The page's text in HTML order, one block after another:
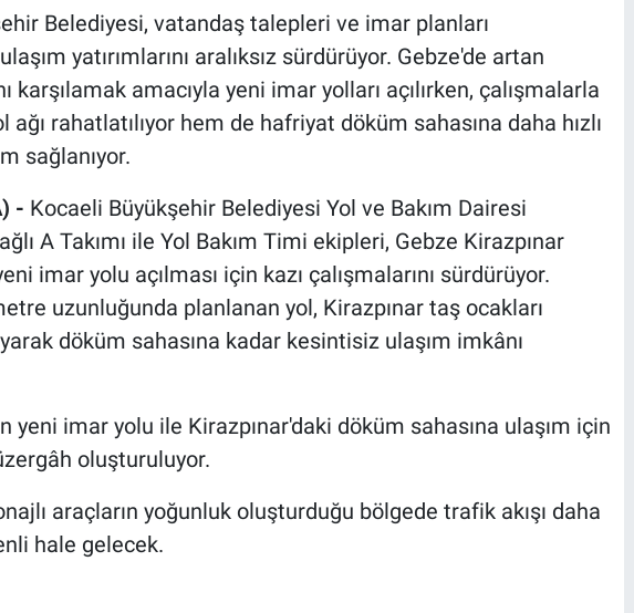
Belediyesi, vatandaş talepleri ve imar planları
yatırımlarını aralıksız sürdürüyor. Gebze'de artan
karşılamak amacıyla yeni imar yolları açılırken, çalışmalarla
rahatlatılıyor hem de hafriyat döküm sahasına daha hızlı
sağlanıyor.
- Kocaeli Büyükşehir Belediyesi Yol ve Bakım Dairesi
A Takımı ile Yol Bakım Timi ekipleri, Gebze Kirazpınar
imar yolu açılması için kazı çalışmalarını sürdürüyor.
uzunluğunda planlanan yol, Kirazpınar taş ocakları
döküm sahasına kadar kesintisiz ulaşım imkânı
yeni imar yolu ile Kirazpınar'daki döküm sahasına ulaşım için
oluşturuluyor.
araçların yoğunluk oluşturduğu bölgede trafik akışı daha
hale gelecek.